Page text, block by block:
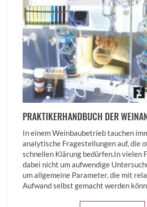
PRAKTIKERHANDBUCH DER
In einem Weinbaubetrieb tauchen
analytische Fragestellungen auf, die
schnellen Klärung bedürfen.In vielen
dabei nicht um aufwendige
um allgemeine Parameter, die mit
Aufwand selbst gemacht werden